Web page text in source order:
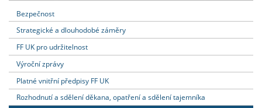
Bezpečnost
Strategické a dlouhodobé záměry
FF UK pro udržitelnost
Výroční zprávy
Platné vnitřní předpisy FF UK
Rozhodnutí a sdělení děkana, opatření a sdělení tajemníka